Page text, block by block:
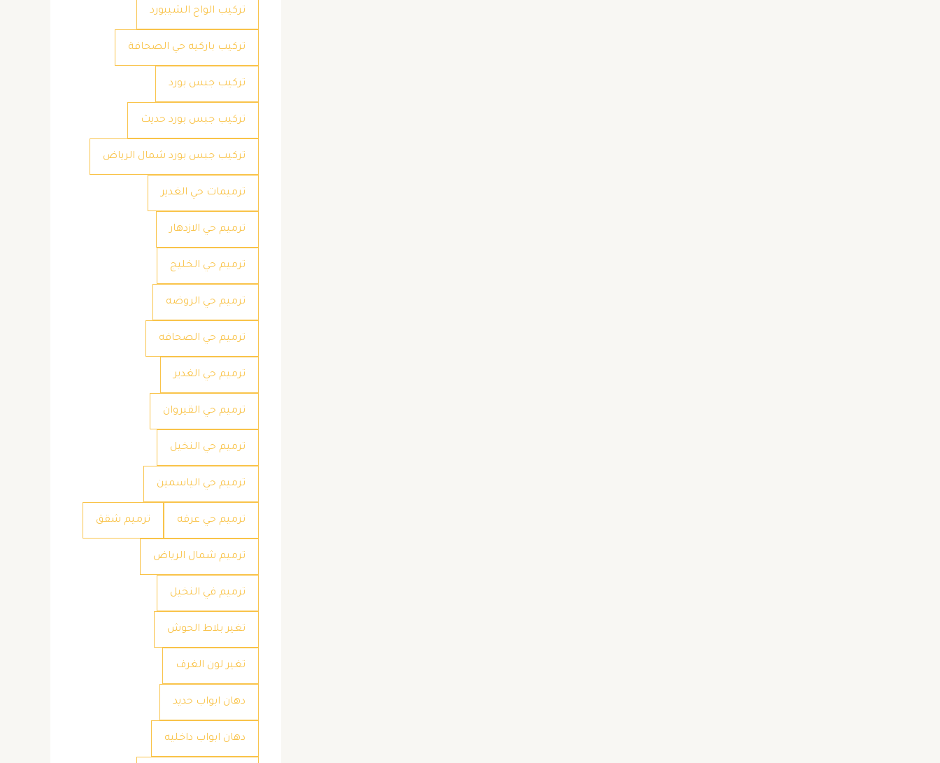
تركيب الواح الشيبورد
تركيب باركيه حي الصحافة
تركيب جبس بورد
تركيب جبس بورد حديث
تركيب جبس بورد شمال الرياض
ترميمات حي الغدير
ترميم حي الازدهار
ترميم حي الخليج
ترميم حي الروضه
ترميم حي الصحافه
ترميم حي الغدير
ترميم حي القيروان
ترميم حي النخيل
ترميم حي الياسمين
ترميم حي عرقه ترميم شقق
ترميم شمال الرياض
ترميم في النخيل
تغير بلاط الحوش
تغير لون الغرف
دهان ابواب حديد
دهان ابواب داخليه